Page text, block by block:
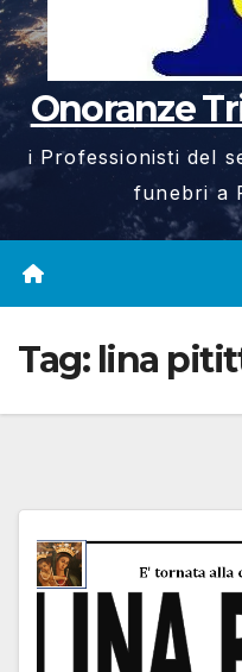
Onoranze
i Professionisti del
funebri a
Tag: lina